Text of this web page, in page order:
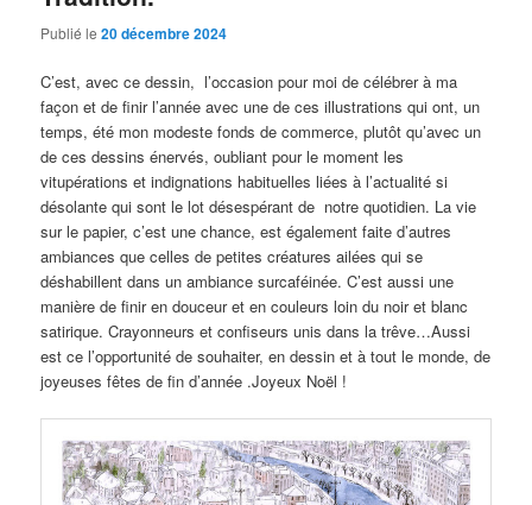
Publié le20 décembre 2024
C’est, avec ce dessin, l’occasion pour moi de célébrer à ma
façon et de finir l’année avec une de ces illustrations qui ont, un
temps, été mon modeste fonds de commerce, plutôt qu’avec un
de ces dessins énervés, oubliant pour le moment les
vitupérations et indignations habituelles liées à l’actualité si
désolante qui sont le lot désespérant de notre quotidien. La vie
sur le papier, c’est une chance, est également faite d’autres
ambiances que celles de petites créatures ailées qui se
déshabillent dans un ambiance surcaféinée. C’est aussi une
manière de finir en douceur et en couleurs loin du noir et blanc
satirique. Crayonneurs et confiseurs unis dans la trêve…Aussi
est ce l’opportunité de souhaiter, en dessin et à tout le monde, de
joyeuses fêtes de fin d’année .Joyeux Noël !